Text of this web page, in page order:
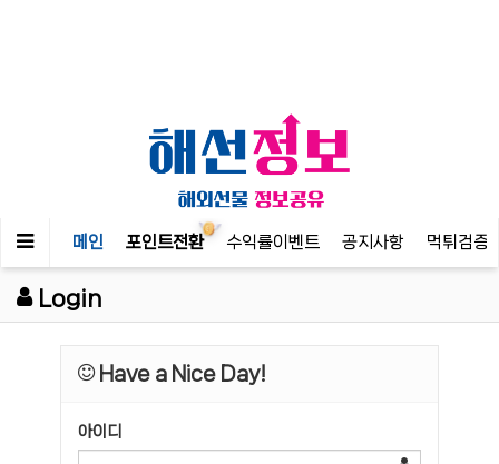
메인 포인트전환 수익률이벤트 공지사항 먹튀검증
Login
Have a Nice Day!
아이디